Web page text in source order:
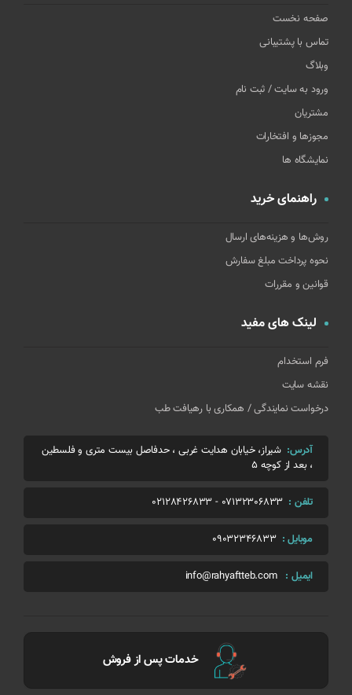
صفحه نخست
تماس با پشتیبانی
وبلاگ
ورود به سایت / ثبت نام
مشتریان
مجوزها و افتخارات
نمایشگاه ها
راهنمای خرید
روش‌ها و هزینه‌های ارسال
نحوه پرداخت مبلغ سفارش
قوانین و مقررات
لینک های مفید
فرم استخدام
نقشه سایت
درخواست نمایندگی / همکاری با رهیافت طب
آدرس: شیراز، خیابان هدایت غربی ، حدفاصل بیست متری و فلسطین
، بعد از کوچه 5
تلفن : 07132306833
-
02128426833
موبایل : 09032346833
ایمیل : info@rahyaftteb.com
خدمات پس از فروش